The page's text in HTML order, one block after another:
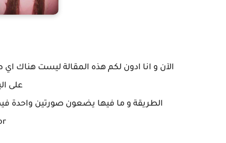
الآن و انا ادون لكم هذه المقالة ليست هناك
على
الطريقة و ما فيها يضعون صورتين واحدة